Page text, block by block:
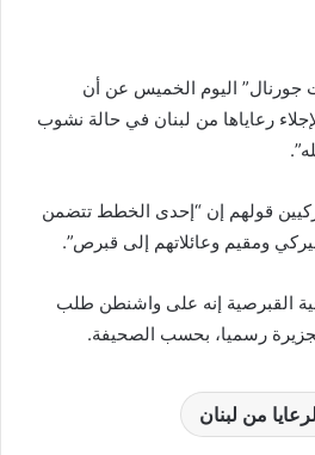
اليوم الخميس عن أن
رعاياها من لبنان في حالة نشوب
قولهم إن “إحدى الخطط تتضمن
القبرصية إنه على واشنطن طلب
رسميا، بحسب الصحيفة.
من لبنان